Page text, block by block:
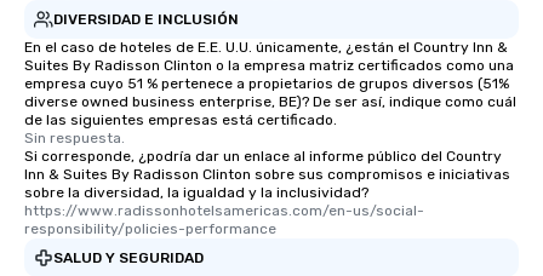
DIVERSIDAD E INCLUSIÓN
En el caso de hoteles de E.E. U.U. únicamente, ¿están el Country Inn &
Suites By Radisson Clinton o la empresa matriz certificados como una
empresa cuyo 51 % pertenece a propietarios de grupos diversos (51%
diverse owned business enterprise, BE)? De ser así, indique como cuál
de las siguientes empresas está certificado.
Sin respuesta.
Si corresponde, ¿podría dar un enlace al informe público del Country
Inn & Suites By Radisson Clinton sobre sus compromisos e iniciativas
sobre la diversidad, la igualdad y la inclusividad?
https://www.radissonhotelsamericas.com/en-us/social-
responsibility/policies-performance
SALUD Y SEGURIDAD